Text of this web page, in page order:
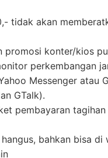
tidak akan
promosi konter/kios
perkembangan
Messenger atau
GTalk).
pembayaran
bahkan bisa